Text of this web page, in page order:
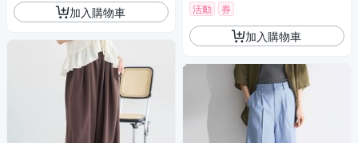
加入購物車 活動 券
加入購物車